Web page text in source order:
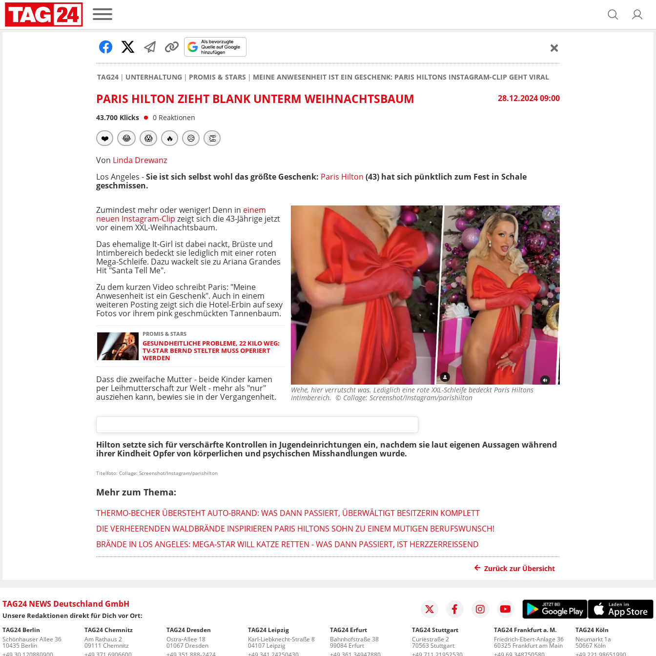
TAG24 UNTERHALTUNG PROMIS & STARS MEINE ANWESENHEIT IST EIN GESCHENK: PARIS HILTONS INSTAGRAM-CLIP GEHT VIRAL
28.12.2024 09:00
PARIS HILTON ZIEHT BLANK UNTERM WEIHNACHTSBAUM
43.700 Klicks 0 Reaktionen
❤️ 😂 😱 🔥 😥 👏
Von Linda Drewanz
Los Angeles -Sie ist sich selbst wohl das größte Geschenk: Paris Hilton (43) hat sich pünktlich zum Fest in Schale
geschmissen.
Wehe, hier verrutscht was. Lediglich eine rote XXL-Schleife bedeckt Paris Hiltons
Intimbereich. © Collage: Screenshot/Instagram/parishilton
Zumindest mehr oder weniger! Denn in einem
neuen Instagram-Clip zeigt sich die 43-Jährige jetzt
vor einem XXL-Weihnachtsbaum.
Das ehemalige It-Girl ist dabei nackt, Brüste und
Intimbereich bedeckt sie lediglich mit einer roten
Mega-Schleife. Dazu wackelt sie zu Ariana Grandes
Hit "Santa Tell Me".
Zu dem kurzen Video schreibt Paris: "Meine
Anwesenheit ist ein Geschenk". Auch in einem
weiteren Posting zeigt sich die Hotel-Erbin auf sexy
Fotos vor ihrem pink geschmückten Tannenbaum.
PROMIS & STARS
GESUNDHEITLICHE PROBLEME, 22 KILO WEG:
TV-STAR BERND STELTER MUSS OPERIERT
WERDEN
Dass die zweifache Mutter - beide Kinder kamen
per Leihmutterschaft zur Welt - mehr als "nur"
ausziehen kann, bewies sie in der Vergangenheit.
Hilton setzte sich für verschärfte Kontrollen in Jugendeinrichtungen ein, nachdem sie laut eigenen Aussagen während
ihrer Kindheit Opfer von körperlichen und psychischen Misshandlungen wurde.
Titelfoto: Collage: Screenshot/Instagram/parishilton
Mehr zum Thema:
THERMO-BECHER ÜBERSTEHT AUTO-BRAND: WAS DANN PASSIERT, ÜBERWÄLTIGT BESITZERIN KOMPLETT
DIE VERHEERENDEN WALDBRÄNDE INSPIRIEREN PARIS HILTONS SOHN ZU EINEM MUTIGEN BERUFSWUNSCH!
BRÄNDE IN LOS ANGELES: MEGA-STAR WILL KATZE RETTEN - WAS DANN PASSIERT, IST HERZZERREISSEND
Zurück zur Übersicht
TAG24 NEWS Deutschland GmbH
Unsere Redaktionen direkt für Dich vor Ort:
TAG24 Berlin
Schönhauser Allee 36
10435 Berlin
TAG24 Chemnitz
Am Rathaus 2
09111 Chemnitz
TAG24 Dresden
Ostra-Allee 18
01067 Dresden
TAG24 Leipzig
Karl-Liebknecht-Straße 8
04107 Leipzig
TAG24 Erfurt
Bahnhofstraße 38
99084 Erfurt
TAG24 Stuttgart
Curiestraße 2
70563 Stuttgart
TAG24 Frankfurt a. M.
Friedrich-Ebert-Anlage 36
60325 Frankfurt am Main
TAG24 Köln
Neumarkt 1a
50667 Köln